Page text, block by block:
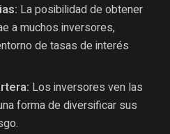
La posibilidad de obtener
a muchos inversores,
de tasas de interés
Los inversores ven las
forma de diversificar sus